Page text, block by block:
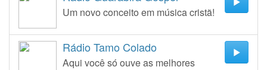
Um novo conceito em música cristã!
Rádio Tamo Colado
Aqui você só ouve as melhores